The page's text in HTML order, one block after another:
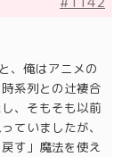
、俺はアニメの
系列との辻褄合
、そもそも以前
ていましたが、
す」魔法を使え